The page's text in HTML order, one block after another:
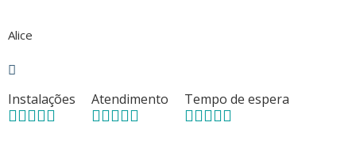
Alice
Instalações Atendimento Tempo de espera